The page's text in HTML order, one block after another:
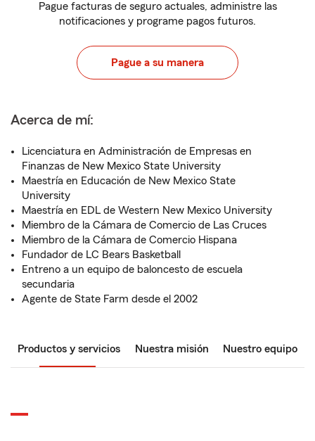
Pague facturas de seguro actuales, administre las
notificaciones y programe pagos futuros.
Pague a su manera
Acerca de mí:
Licenciatura en Administración de Empresas en
Finanzas de New Mexico State University
Maestría en Educación de New Mexico State
University
Maestría en EDL de Western New Mexico University
Miembro de la Cámara de Comercio de Las Cruces
Miembro de la Cámara de Comercio Hispana
Fundador de LC Bears Basketball
Entreno a un equipo de baloncesto de escuela
secundaria
Agente de State Farm desde el 2002
Productos y servicios Nuestra misión Nuestro equipo